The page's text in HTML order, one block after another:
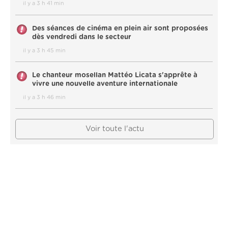
il y a 3 h 41 min
Des séances de cinéma en plein air sont proposées
dès vendredi dans le secteur
il y a 3 h 45 min
Le chanteur mosellan Mattéo Licata s'apprête à
vivre une nouvelle aventure internationale
il y a 3 h 46 min
Voir toute l'actu